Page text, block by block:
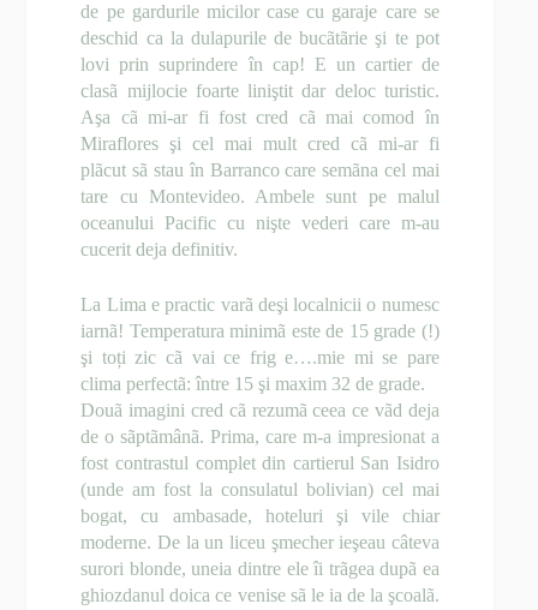
de pe gardurile micilor case cu garaje care se
deschid ca la dulapurile de bucãtãrie şi te pot
lovi prin suprindere în cap! E un cartier de
clasã mijlocie foarte liniştit dar deloc turistic.
Aşa cã mi-ar fi fost cred cã mai comod în
Miraflores şi cel mai mult cred cã mi-ar fi
plãcut sã stau în Barranco care semãna cel mai
tare cu Montevideo. Ambele sunt pe malul
oceanului Pacific cu nişte vederi care m-au
cucerit deja definitiv.
La Lima e practic varã deşi localnicii o numesc
iarnã! Temperatura minimã este de 15 grade (!)
şi toți zic cã vai ce frig e….mie mi se pare
clima perfectã: între 15 şi maxim 32 de grade.
Douã imagini cred cã rezumã ceea ce vãd deja
de o sãptãmânã. Prima, care m-a impresionat a
fost contrastul complet din cartierul San Isidro
(unde am fost la consulatul bolivian) cel mai
bogat, cu ambasade, hoteluri şi vile chiar
moderne. De la un liceu şmecher ieşeau câteva
surori blonde, uneia dintre ele îi trãgea dupã ea
ghiozdanul doica ce venise sã le ia de la şcoalã.